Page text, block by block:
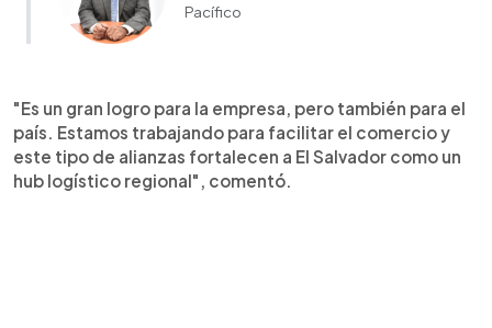
Pacífico
"Es un gran logro para la empresa, pero también para el
país. Estamos trabajando para facilitar el comercio y
este tipo de alianzas fortalecen a El Salvador como un
hub logístico regional", comentó.